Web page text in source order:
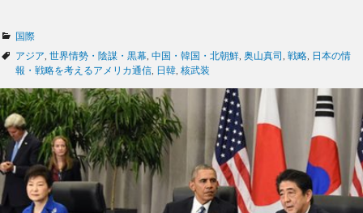
カ
テ
ゴ
ー
国際
タ
グ
アジア 世界情勢・陰謀・黒幕 中国・韓国・北朝鮮 奥山真司 戦略
日本の情
報・戦略を考えるアメリカ通信
日韓 核武装